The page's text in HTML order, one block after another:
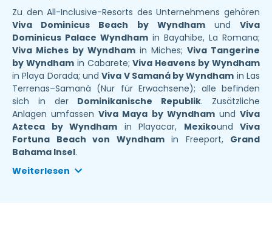
Zu den All-Inclusive-Resorts des Unternehmens gehören
Viva Dominicus Beach by WyndhamundViva
Dominicus Palace Wyndham in Bayahibe, La Romana;
Viva Miches by Wyndham in Miches; Viva Tangerine
by Wyndhamin Cabarete;Viva Heavens by Wyndham
in Playa Dorada; undViva V Samaná by Wyndham in Las
Terrenas–Samaná (Nur für Erwachsene); alle befinden
sich in der Dominikanische Republik. Zusätzliche
Anlagen umfassenViva Maya by WyndhamundViva
Azteca by Wyndham in Playacar, Mexikound Viva
Fortuna Beach von Wyndhamin Freeport, Grand
Bahama Insel.
Weiterlesen